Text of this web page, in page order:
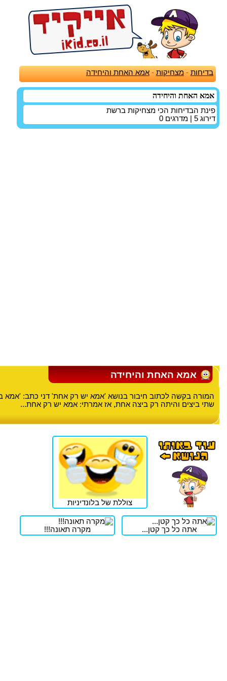
בדיחות -מצחיקות -אמא האחת והיחידה
אמא האחת והיחידה
פינת הבדיחות הכי מצחיקות ברשת
דירוג 5 | מדרגים 0
אמא האחת והיחידה
המורה בקשה לכתוב חיבור בנושא 'אמא יש רק אחת' דני כתב: 'אמא
שתי ביצים והיתה רק ביצה אחת, אז אמרתי: אמא יש רק אחת...
צוללת של בלונדיניות
אתה כל כך קטן... מקרה תאונה!!!